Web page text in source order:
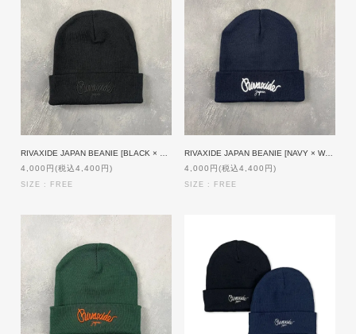
4,000円(税込4,400円)
SIZE : FREE
RIVAXIDE JAPAN BEANIE [NAVY × WHITE]
4,000円(税込4,400円)
SIZE : FREE